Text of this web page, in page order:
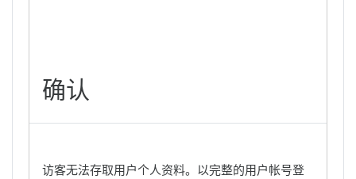
确认
访客无法存取用户个人资料。以完整的用户帐号登